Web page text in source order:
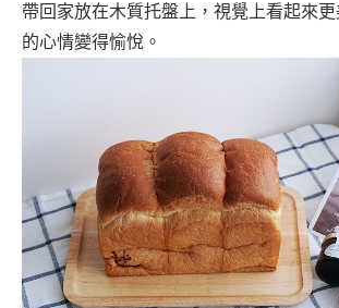
帶回家放在木質托盤上，視覺上看起來
的心情變得愉悅。